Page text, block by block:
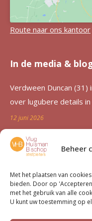
Beheer
Met het plaatsen van
bieden. Door op
met het gebruik van alle
U kunt uw toestemming op
Route naar ons kantoor
In de media &
Verdween Duncan (31)
over lugubere details
12 juni 2026
Zutphen al 36 jaar in de
Zwakke: ‘Een
Advocatenechtpaar
excessief declareren